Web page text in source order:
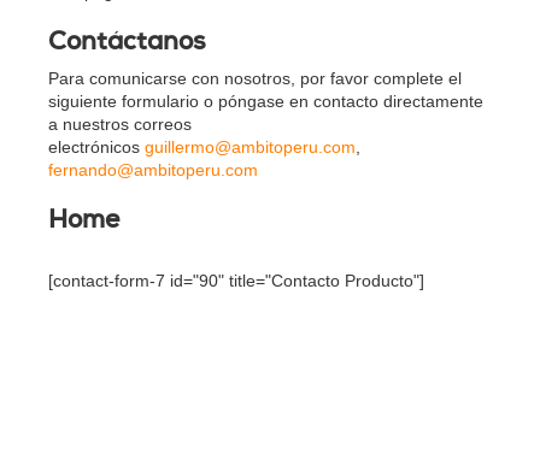
Contáctanos
Para comunicarse con nosotros, por favor complete el
siguiente formulario o póngase en contacto directamente
a nuestros correos
electrónicos guillermo@ambitoperu.com
fernando@ambitoperu.com
Home
[contact-form-7 id="90" title="Contacto Producto"]